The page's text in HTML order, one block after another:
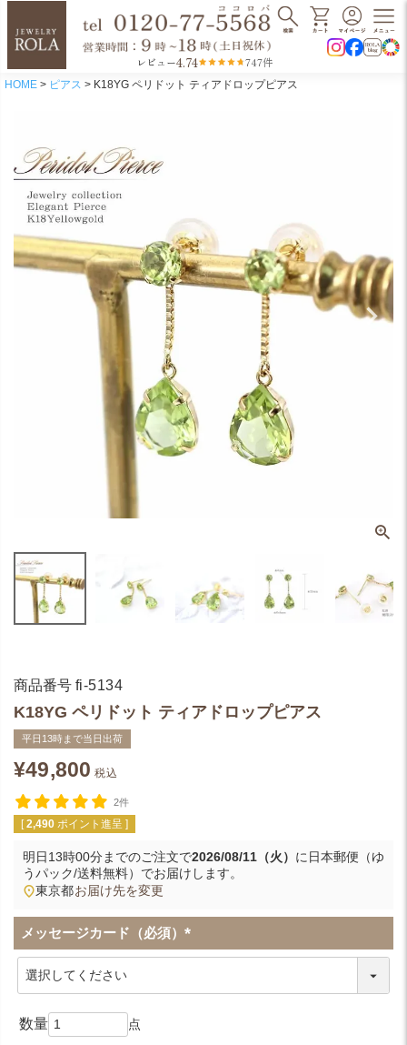
レビュー4.74 747件
HOME ピアス K18YG ペリドット ティアドロップピアス
商品番号 fi-5134
K18YG ペリドット ティアドロップピアス
平日13時まで当日出荷
¥49,800 税込
2件
[ 2,490 ポイント進呈 ]
明日13時00分までのご注文で2026/08/11（火） に 日本郵便（ゆ
うパック/送料無料） でお届けします。
東京都お届け先を変更
メッセージカード（必須）
(